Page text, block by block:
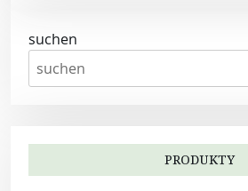
suchen
PRODUKTY